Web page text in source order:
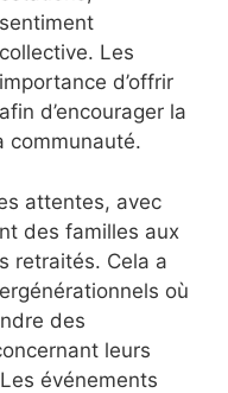
Les
d’offrir
d’encourager la
communauté.
attentes, avec
des familles aux
retraités. Cela a
où
des
leurs
événements